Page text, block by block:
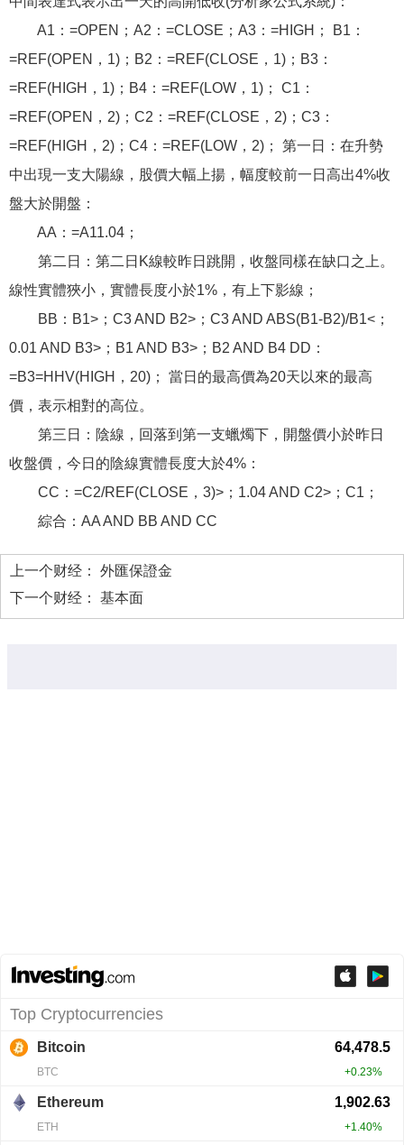
A1：=OPEN；A2：=CLOSE；A3：=HIGH； B1：
=REF(OPEN，1)；B2：=REF(CLOSE，1)；B3：
=REF(HIGH，1)；B4：=REF(LOW，1)； C1：
=REF(OPEN，2)；C2：=REF(CLOSE，2)；C3：
=REF(HIGH，2)；C4：=REF(LOW，2)； 第一日：在升勢
中出現一支大陽線，股價大幅上揚，幅度較前一日高出4%收
盤大於開盤：
AA：=A11.04；
第二日：第二日K線較昨日跳開，收盤同樣在缺口之上。
線性實體狹小，實體長度小於1%，有上下影線；
BB：B1>；C3 AND B2>；C3 AND ABS(B1-B2)/B1<；
0.01 AND B3>；B1 AND B3>；B2 AND B4 DD：
=B3=HHV(HIGH，20)； 當日的最高價為20天以來的最高
價，表示相對的高位。
第三日：陰線，回落到第一支蠟燭下，開盤價小於昨日
收盤價，今日的陰線實體長度大於4%：
CC：=C2/REF(CLOSE，3)>；1.04 AND C2>；C1；
綜合：AA AND BB AND CC
上一个财经： 外匯保證金
下一个财经： 基本面